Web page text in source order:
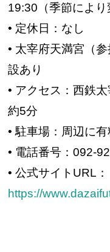
19:30（季節により
• 定休日：なし
• 太宰府天満宮（
設あり
• アクセス：西鉄
約5分
• 駐車場：周辺に
• 電話番号：092-
• 公式サイトURL：
https://